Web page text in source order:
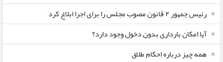
رئیس جمهور ۲ قانون مصوب مجلس را برای اجرا ابلاغ کرد
آیا امکان بارداری بدون دخول وجود دارد؟
همه چیز درباره احکام طلاق